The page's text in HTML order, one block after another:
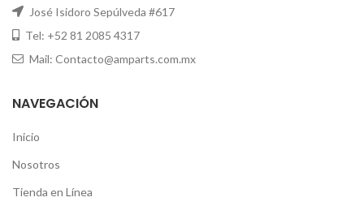
José Isidoro Sepúlveda #617
Tel: +52 81 2085 4317
Mail: Contacto@amparts.com.mx
NAVEGACIÓN
Inicio
Nosotros
Tienda en Línea